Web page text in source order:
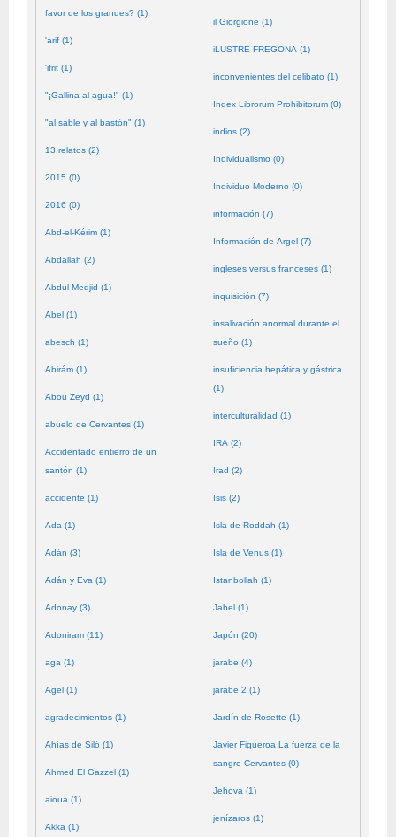
favor de los grandes? (1)
'arif (1)
'ifrit (1)
"¡Gallina al agua!" (1)
"al sable y al bastón" (1)
13 relatos (2)
2015 (0)
2016 (0)
Abd-el-Kérim (1)
Abdallah (2)
Abdul-Medjid (1)
Abel (1)
abesch (1)
Abirám (1)
Abou Zeyd (1)
abuelo de Cervantes (1)
Accidentado entierro de un
santón (1)
accidente (1)
Ada (1)
Adán (3)
Adán y Eva (1)
Adonay (3)
Adoniram (11)
aga (1)
Agel (1)
agradecimientos (1)
Ahías de Siló (1)
Ahmed El Gazzel (1)
aioua (1)
Akka (1)
il Giorgione (1)
iLUSTRE FREGONA (1)
inconvenientes del celibato (1)
Index Librorum Prohibitorum (0)
indios (2)
Individualismo (0)
Individuo Moderno (0)
información (7)
Información de Argel (7)
ingleses versus franceses (1)
inquisición (7)
insalivación anormal durante el
sueño (1)
insuficiencia hepática y gástrica
(1)
interculturalidad (1)
IRA (2)
Irad (2)
Isis (2)
Isla de Roddah (1)
Isla de Venus (1)
Istanbollah (1)
Jabel (1)
Japón (20)
jarabe (4)
jarabe 2 (1)
Jardín de Rosette (1)
Javier Figueroa La fuerza de la
sangre Cervantes (0)
Jehová (1)
jenízaros (1)